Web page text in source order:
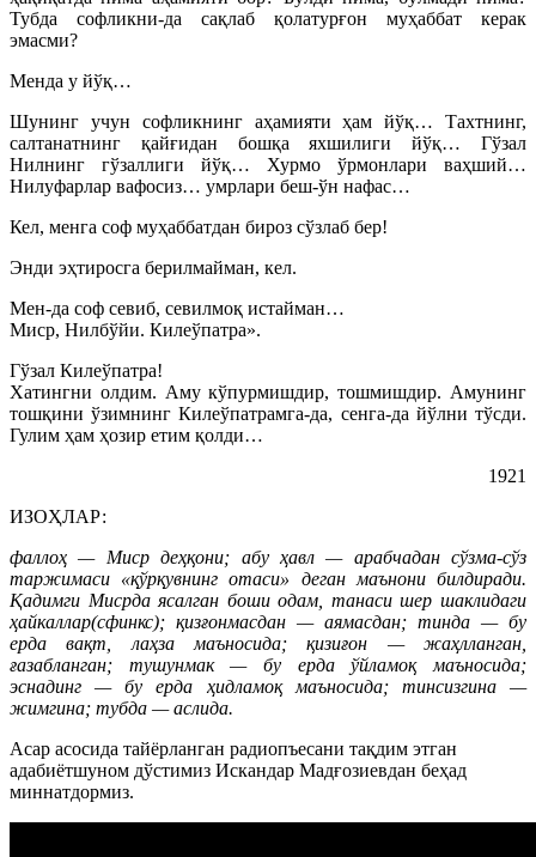
Тубда софликни-да сақлаб қолатурғон муҳаббат керак
эмасми?
Менда у йўқ…
Шунинг учун софликнинг аҳамияти ҳам йўқ… Тахтнинг,
салтанатнинг қайғидан бошқа яхшилиги йўқ… Гўзал
Нилнинг гўзаллиги йўқ… Хурмо ўрмонлари ваҳший…
Нилуфарлар вафосиз… умрлари беш-ўн нафас…
Кел, менга соф муҳаббатдан бироз сўзлаб бер!
Энди эҳтиросга берилмайман, кел.
Мен-да соф севиб, севилмоқ истайман…
Миср, Нилбўйи. Килеўпатра».
Гўзал Килеўпатра!
Хатингни олдим. Аму кўпурмишдир, тошмишдир. Амунинг
тошқини ўзимнинг Килеўпатрамга-да, сенга-да йўлни тўсди.
Гулим ҳам ҳозир етим қолди…
1921
ИЗОҲЛАР:
фаллоҳ — Миср деҳқони; абу ҳавл — арабчадан сўзма-сўз
таржимаси «қўрқувнинг отаси» деган маънони билдиради.
Қадимги Мисрда ясалган боши одам, танаси шер шаклидаги
ҳайкаллар(сфинкс); қизғонмасдан — аямасдан; тинда — бу
ерда вақт, лаҳза маъносида; қизиғон — жаҳлланган,
ғазабланган; тушунмак — бу ерда ўйламоқ маъносида;
эснадинг — бу ерда ҳидламоқ маъносида; тинсизгина —
жимгина; тубда — аслида.
Асар асосида тайёрланган радиопъесани тақдим этган
адабиётшуном дўстимиз Искандар Мадғозиевдан беҳад
миннатдормиз.